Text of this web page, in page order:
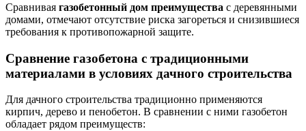
Сравнивая газобетонный дом преимущества с деревянными
домами, отмечают отсутствие риска загореться и снизившиеся
требования к противопожарной защите.
Сравнение газобетона с традиционными
материалами в условиях дачного строительства
Для дачного строительства традиционно применяются
кирпич, дерево и пенобетон. В сравнении с ними газобетон
обладает рядом преимуществ: